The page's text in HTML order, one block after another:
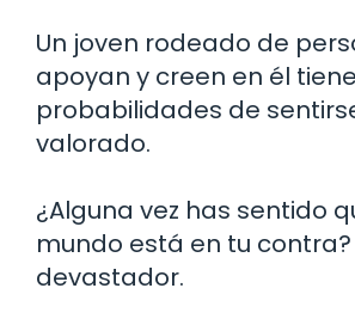
Un joven rodeado de
apoyan y creen en él
probabilidades de
valorado.
¿Alguna vez has sentido
mundo está en tu contra?
devastador.